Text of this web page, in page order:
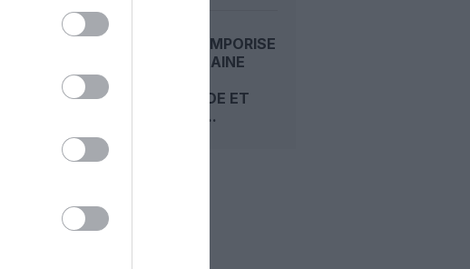
INDIGO TEMPORISE
SA PROCHAINE
COMMANDE ET
MISE SUR...